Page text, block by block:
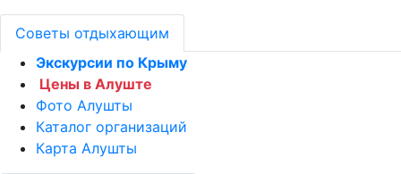
Советы отдыхающим
Экскурсии по Крыму
Цены в Алуште
Фото Алушты
Каталог организаций
Карта Алушты